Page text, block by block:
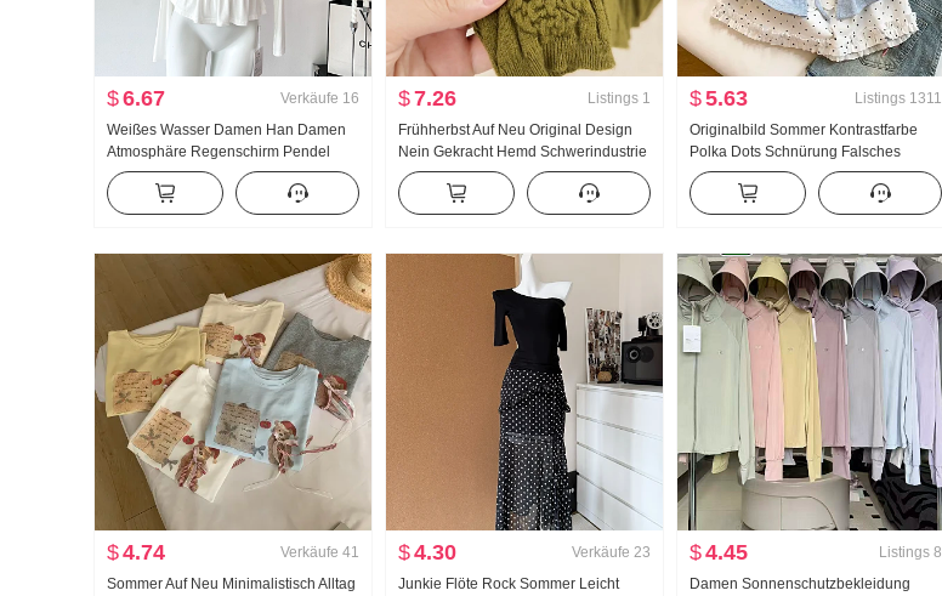
$6.67 Verkäufe 16
Weißes Wasser Damen Han Damen
Atmosphäre Regenschirm Pendel
Groß u Kragen Träger Zwei Tragen
Design Gefühl Strickjacke Damen
Sommer Schlank Träger Top
$7.26 Listings 1
Frühherbst Auf Neu Original Design
Nein Gekracht Hemd Schwerindustrie
Jacquard Strick Top Damen Herbst
Neu Schlank
$5.63 Listings 1311
Originalbild Sommer Kontrastfarbe
Polka Dots Schnürung Falsches
Zweiteiler Kurzarm T-Shirt Damen
Sommer Neu Süßer Stil
Nischenprodukt Top
$4.74 Verkäufe 41
Sommer Auf Neu Minimalistisch Alltag
$4.30 Verkäufe 23
Junkie Flöte Rock Sommer Leicht
$4.45 Listings 8
Damen Sonnenschutzbekleidung